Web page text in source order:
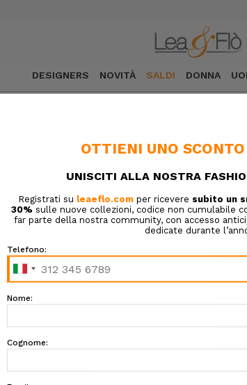
DESIGNERS NOVITÀ SALDI DONNA
ACCEDI